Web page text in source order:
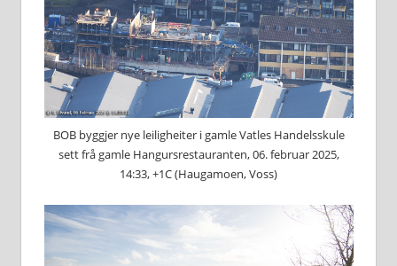
BOB byggjer nye leiligheiter i gamle Vatles Handelsskule
sett frå gamle Hangursrestauranten, 06. februar 2025,
14:33, +1C (Haugamoen, Voss)